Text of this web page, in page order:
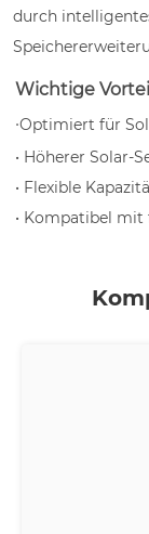
durch
Wichtige
·Optimiert für
• Höherer Solar-
• Flexible
• Kompatibel